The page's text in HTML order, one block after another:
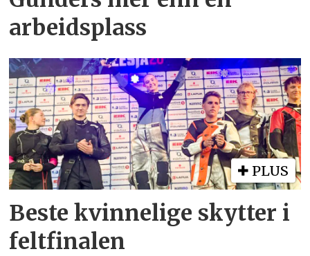
arbeidsplass
PLUS
Beste kvinnelige skytter i
feltfinalen